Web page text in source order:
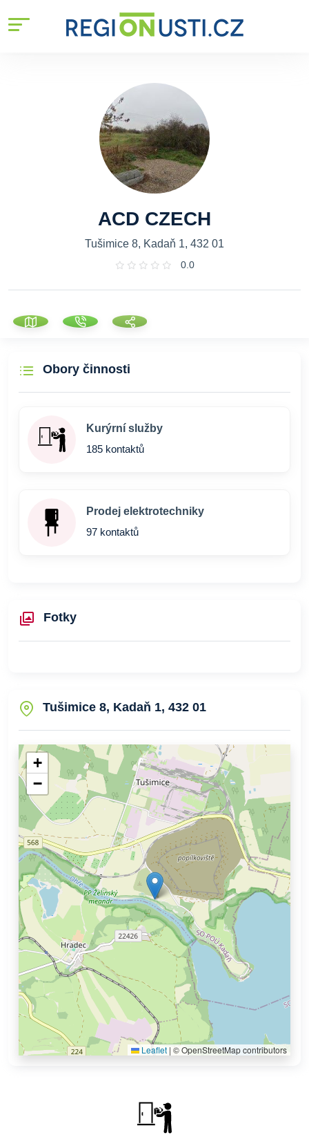
ACD CZECH
Tušimice 8, Kadaň 1, 432 01
0.0
Obory činnosti
Kurýrní služby
185 kontaktů
Prodej elektrotechniky
97 kontaktů
Fotky
Tušimice 8, Kadaň 1, 432 01
+
−
Leaflet | © OpenStreetMap contributors